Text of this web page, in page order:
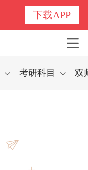
考研科目 双
下载APP